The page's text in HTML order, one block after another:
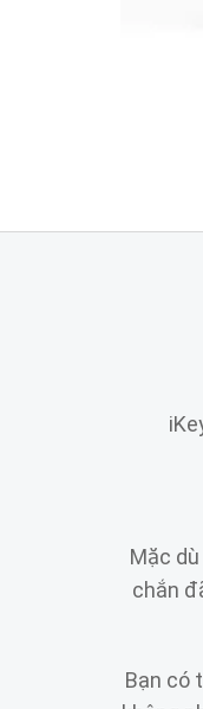
Mặc
chắn
Bạn có